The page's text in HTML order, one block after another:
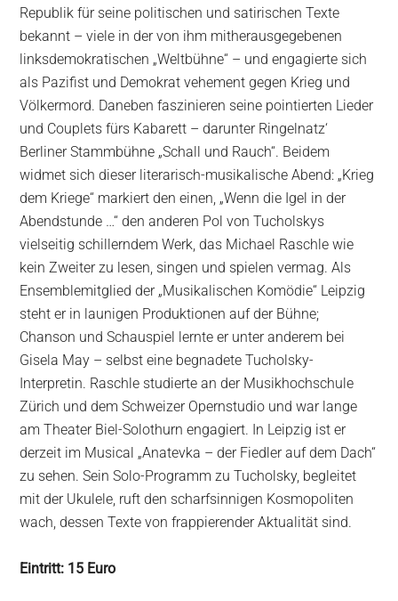
Republik für seine politischen und satirischen Texte
bekannt – viele in der von ihm mitherausgegebenen
linksdemokratischen „Weltbühne“ – und engagierte sich
als Pazifist und Demokrat vehement gegen Krieg und
Völkermord. Daneben faszinieren seine pointierten Lieder
und Couplets fürs Kabarett – darunter Ringelnatz‘
Berliner Stammbühne „Schall und Rauch“. Beidem
widmet sich dieser literarisch-musikalische Abend: „Krieg
dem Kriege“ markiert den einen, „Wenn die Igel in der
Abendstunde …“ den anderen Pol von Tucholskys
vielseitig schillerndem Werk, das Michael Raschle wie
kein Zweiter zu lesen, singen und spielen vermag. Als
Ensemblemitglied der „Musikalischen Komödie“ Leipzig
steht er in launigen Produktionen auf der Bühne;
Chanson und Schauspiel lernte er unter anderem bei
Gisela May – selbst eine begnadete Tucholsky-
Interpretin. Raschle studierte an der Musikhochschule
Zürich und dem Schweizer Opernstudio und war lange
am Theater Biel-Solothurn engagiert. In Leipzig ist er
derzeit im Musical „Anatevka – der Fiedler auf dem Dach“
zu sehen. Sein Solo-Programm zu Tucholsky, begleitet
mit der Ukulele, ruft den scharfsinnigen Kosmopoliten
wach, dessen Texte von frappierender Aktualität sind.
Eintritt: 15 Euro